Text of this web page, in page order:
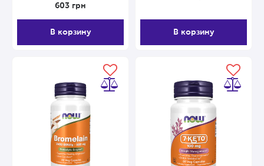
капсулах №120
603 грн
В корзину В корзину